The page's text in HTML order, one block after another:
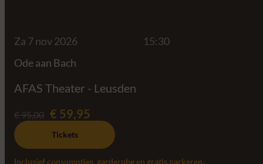
Za 7 nov 2026
15:30
Ode aan Bach
AFAS Theater - Leusden
€ 95,00 € 59,95
Tickets
Inclusief consumpties, garderobe en gratis parkeren.